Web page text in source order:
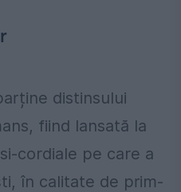
distinsului
fiind lansată la
cordiale pe care a
în calitate de prim-